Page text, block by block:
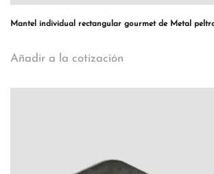
Mantel individual rectangular gourmet de Metal
Añadir a la cotización